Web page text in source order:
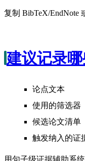
复制 BibTeX/EndNote
建议记录哪
论点文本
使用的筛选器
候选论文清单
触发纳入的证
用句子级证据辅助系